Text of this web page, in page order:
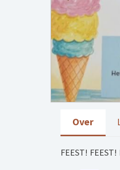
Over
FEEST!